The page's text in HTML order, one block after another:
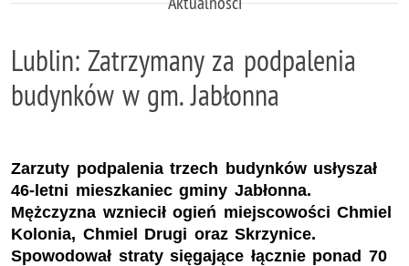
Lublin: Zatrzymany za podpalenia
budynków w gm. Jabłonna
Zarzuty podpalenia trzech budynków usłyszał
46-letni mieszkaniec gminy Jabłonna.
Mężczyzna wzniecił ogień miejscowości Chmiel
Kolonia, Chmiel Drugi oraz Skrzynice.
Spowodował straty sięgające łącznie ponad 70